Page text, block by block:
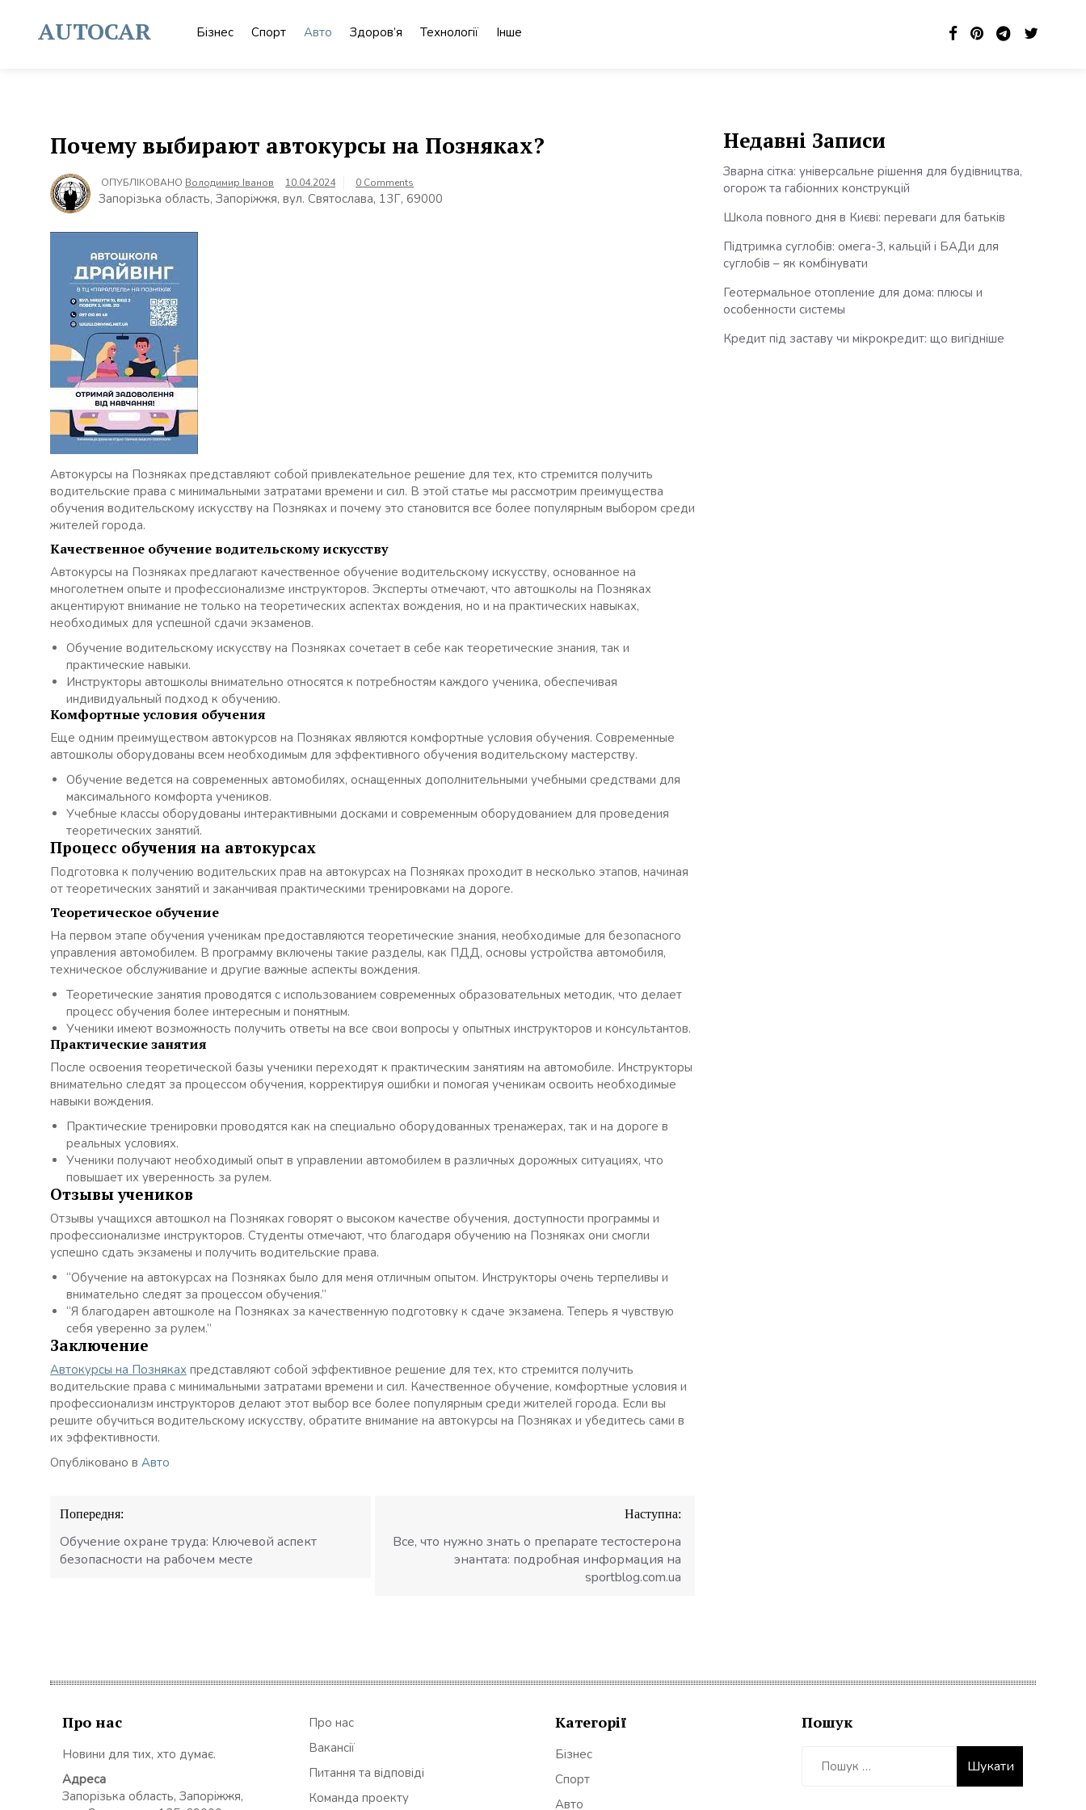
contentAUTOCAR Бізнес Спорт Авто Здоров’я Технології Інше
Почему выбирают автокурсы на Позняках?
ОПУБЛІКОВАНО Володимир Іванов 10.04.2024 0 Comments
Запорізька область, Запоріжжя, вул. Святослава, 13Г, 69000
Автокурсы на Позняках представляют собой привлекательное решение для тех, кто стремится получить
водительские права с минимальными затратами времени и сил. В этой статье мы рассмотрим преимущества
обучения водительскому искусству на Позняках и почему это становится все более популярным выбором среди
жителей города.
Качественное обучение водительскому искусству
Автокурсы на Позняках предлагают качественное обучение водительскому искусству, основанное на
многолетнем опыте и профессионализме инструкторов. Эксперты отмечают, что автошколы на Позняках
акцентируют внимание не только на теоретических аспектах вождения, но и на практических навыках,
необходимых для успешной сдачи экзаменов.
Обучение водительскому искусству на Позняках сочетает в себе как теоретические знания, так и
практические навыки.
Инструкторы автошколы внимательно относятся к потребностям каждого ученика, обеспечивая
индивидуальный подход к обучению.
Комфортные условия обучения
Еще одним преимуществом автокурсов на Позняках являются комфортные условия обучения. Современные
автошколы оборудованы всем необходимым для эффективного обучения водительскому мастерству.
Обучение ведется на современных автомобилях, оснащенных дополнительными учебными средствами для
максимального комфорта учеников.
Учебные классы оборудованы интерактивными досками и современным оборудованием для проведения
теоретических занятий.
Процесс обучения на автокурсах
Подготовка к получению водительских прав на автокурсах на Позняках проходит в несколько этапов, начиная
от теоретических занятий и заканчивая практическими тренировками на дороге.
Теоретическое обучение
На первом этапе обучения ученикам предоставляются теоретические знания, необходимые для безопасного
управления автомобилем. В программу включены такие разделы, как ПДД, основы устройства автомобиля,
техническое обслуживание и другие важные аспекты вождения.
Теоретические занятия проводятся с использованием современных образовательных методик, что делает
процесс обучения более интересным и понятным.
Ученики имеют возможность получить ответы на все свои вопросы у опытных инструкторов и консультантов.
Практические занятия
После освоения теоретической базы ученики переходят к практическим занятиям на автомобиле. Инструкторы
внимательно следят за процессом обучения, корректируя ошибки и помогая ученикам освоить необходимые
навыки вождения.
Практические тренировки проводятся как на специально оборудованных тренажерах, так и на дороге в
реальных условиях.
Ученики получают необходимый опыт в управлении автомобилем в различных дорожных ситуациях, что
повышает их уверенность за рулем.
Отзывы учеников
Отзывы учащихся автошкол на Позняках говорят о высоком качестве обучения, доступности программы и
профессионализме инструкторов. Студенты отмечают, что благодаря обучению на Позняках они смогли
успешно сдать экзамены и получить водительские права.
“Обучение на автокурсах на Позняках было для меня отличным опытом. Инструкторы очень терпеливы и
внимательно следят за процессом обучения.”
“Я благодарен автошколе на Позняках за качественную подготовку к сдаче экзамена. Теперь я чувствую
себя уверенно за рулем.”
Заключение
Автокурсы на Позняках представляют собой эффективное решение для тех, кто стремится получить
водительские права с минимальными затратами времени и сил. Качественное обучение, комфортные условия и
профессионализм инструкторов делают этот выбор все более популярным среди жителей города. Если вы
решите обучиться водительскому искусству, обратите внимание на автокурсы на Позняках и убедитесь сами в
их эффективности.
Опубліковано в Авто
Навігація
записів
Попередня:
Обучение охране труда: Ключевой аспект
безопасности на рабочем месте
Наступна:
Все, что нужно знать о препарате тестостерона
энантата: подробная информация на
sportblog.com.ua
Недавні Записи
Зварна сітка: універсальне рішення для будівництва,
огорож та габіонних конструкцій
Школа повного дня в Києві: переваги для батьків
Підтримка суглобів: омега-3, кальцій і БАДи для
суглобів – як комбінувати
Геотермальное отопление для дома: плюсы и
особенности системы
Кредит під заставу чи мікрокредит: що вигідніше
Про нас
Новини для тих, хто думає.
Адреса
Запорізька область, Запоріжжя,
Про нас
Вакансії
Питання та відповіді
Команда проекту
Категорії
Бізнес
Спорт
Авто
Пошук